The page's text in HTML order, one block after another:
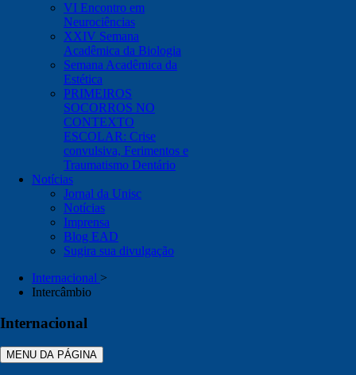
VI Encontro em
Neurociências
XXIV Semana
Acadêmica da Biologia
Semana Acadêmica da
Estética
PRIMEIROS
SOCORROS NO
CONTEXTO
ESCOLAR: Crise
convulsiva, Ferimentos e
Traumatismo Dentário
Notícias
Jornal da Unisc
Notícias
Imprensa
Blog EAD
Sugira sua divulgação
Internacional >
Intercâmbio
Internacional
MENU DA PÁGINA